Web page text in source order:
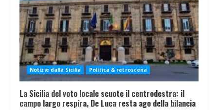
Notizie dalla Sicilia Politica & retroscena
La Sicilia del voto locale scuote il centrodestra: il
campo largo respira, De Luca resta ago della bilancia